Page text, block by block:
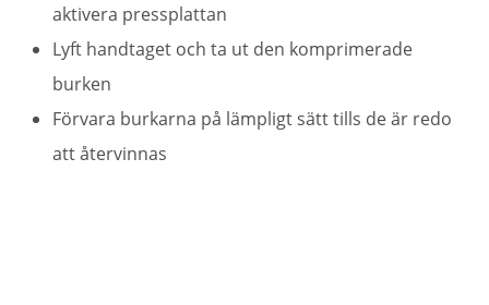
aktivera pressplattan
Lyft handtaget och ta ut den komprimerade
burken
Förvara burkarna på lämpligt sätt tills de är redo
att återvinnas